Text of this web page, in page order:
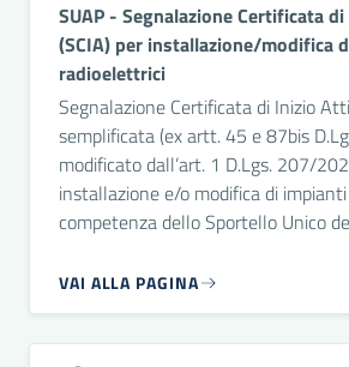
SUAP - Segnalazione Certificata
(SCIA) per installazione/modifica
radioelettrici
Segnalazione Certificata di Inizio
semplificata (ex artt. 45 e 87bis
modificato dall’art. 1 D.Lgs. 207/
installazione e/o modifica di
competenza dello Sportello Unico
VAI ALLA PAGINA